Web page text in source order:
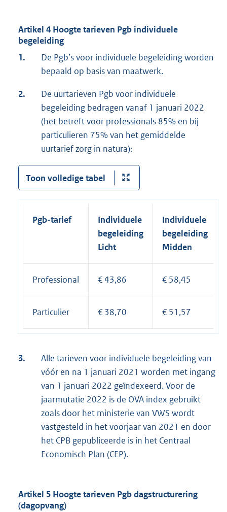
Artikel 4 Hoogte tarieven Pgb individuele
begeleiding
1.
De Pgb’s voor individuele begeleiding worden
bepaald op basis van maatwerk.
2.
De uurtarieven Pgb voor individuele
begeleiding bedragen vanaf 1 januari 2022
(het betreft voor professionals 85% en bij
particulieren 75% van het gemiddelde
uurtarief zorg in natura):
Toon volledige tabel
Pgb-tarief
Individuele
begeleiding
Licht
Individuele
begeleiding
Midden
Professional € 43,86 € 58,45
Particulier € 38,70 € 51,57
3.
Alle tarieven voor individuele begeleiding van
vóór en na 1 januari 2021 worden met ingang
van 1 januari 2022 geïndexeerd. Voor de
jaarmutatie 2022 is de OVA index gebruikt
zoals door het ministerie van VWS wordt
vastgesteld in het voorjaar van 2021 en door
het CPB gepubliceerde is in het Centraal
Economisch Plan (CEP).
Artikel 5 Hoogte tarieven Pgb dagstructurering
(dagopvang)